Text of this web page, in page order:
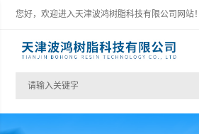
您好，欢迎进入天津波鸿树脂科技有限公司网站！